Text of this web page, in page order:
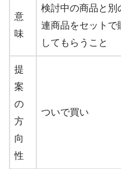
意
味
検討中の商品と別
連商品をセットで
してもらうこと
提
案
の
方
向
性
ついで買い